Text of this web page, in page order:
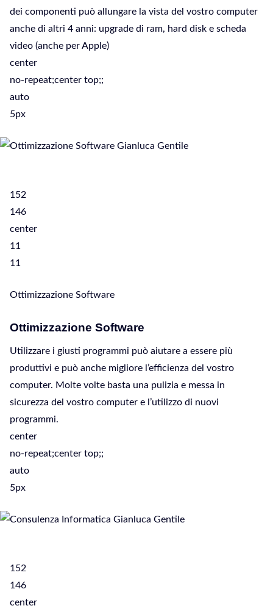
dei componenti può allungare la vista del vostro computer
anche di altri 4 anni: upgrade di ram, hard disk e scheda
video (anche per Apple)
center
no-repeat;center top;;
auto
5px
152
146
center
11
11
Ottimizzazione Software
Ottimizzazione Software
Utilizzare i giusti programmi può aiutare a essere più
produttivi e può anche migliore l’efficienza del vostro
computer. Molte volte basta una pulizia e messa in
sicurezza del vostro computer e l’utilizzo di nuovi
programmi.
center
no-repeat;center top;;
auto
5px
152
146
center